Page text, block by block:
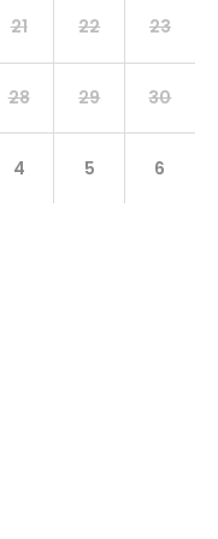
21 22 23
28 29 30
4 5 6